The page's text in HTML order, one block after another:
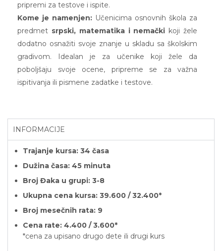
pripremi za testove i ispite.
Kome je namenjen: Učenicima osnovnih škola za
predmet srpski, matematika i nemački koji žele
dodatno osnažiti svoje znanje u skladu sa školskim
gradivom. Idealan je za učenike koji žele da
poboljšaju svoje ocene, pripreme se za važna
ispitivanja ili pismene zadatke i testove.
INFORMACIJE
Trajanje kursa: 34 časa
Dužina časa: 45 minuta
Broj Đaka u grupi: 3-8
Ukupna cena kursa: 39.600 / 32.400*
Broj mesečnih rata: 9
Cena rate: 4.400 / 3.600*
*cena za upisano drugo dete ili drugi kurs